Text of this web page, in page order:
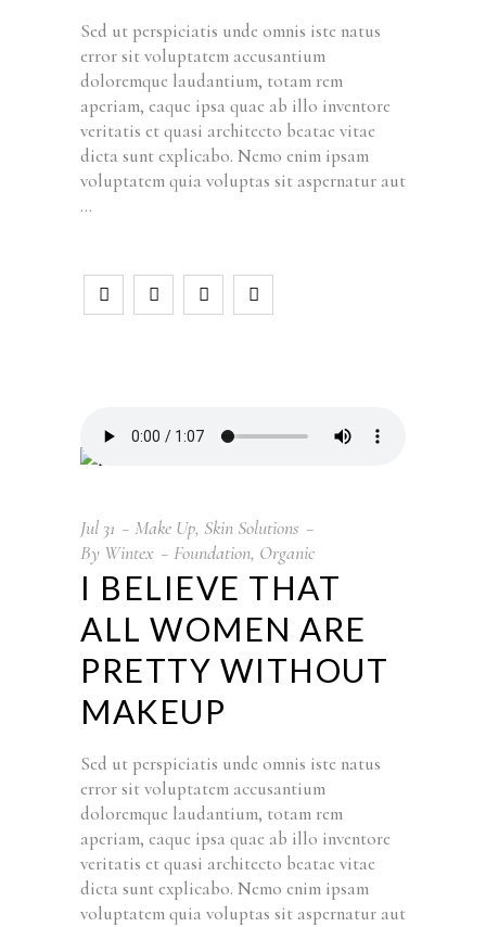
Sed ut perspiciatis unde omnis iste natus
error sit voluptatem accusantium
doloremque laudantium, totam rem
aperiam, eaque ipsa quae ab illo inventore
veritatis et quasi architecto beatae vitae
dicta sunt explicabo. Nemo enim ipsam
voluptatem quia voluptas sit aspernatur aut
Jul 31 Make Up, Skin Solutions
By Wintex Foundation, Organic
I BELIEVE THAT
ALL WOMEN ARE
PRETTY WITHOUT
MAKEUP
Sed ut perspiciatis unde omnis iste natus
error sit voluptatem accusantium
doloremque laudantium, totam rem
aperiam, eaque ipsa quae ab illo inventore
veritatis et quasi architecto beatae vitae
dicta sunt explicabo. Nemo enim ipsam
voluptatem quia voluptas sit aspernatur aut